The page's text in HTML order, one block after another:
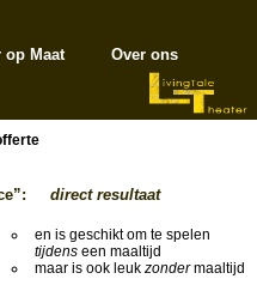
op Maat Over ons
direct resultaat
en is geschikt om te spelen
tijdens een maaltijd
maar is ook leuk zondermaaltijd